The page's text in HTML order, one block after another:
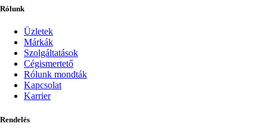
Rólunk
Üzletek
Márkák
Szolgáltatások
Cégismertető
Rólunk mondták
Kapcsolat
Karrier
Rendelés